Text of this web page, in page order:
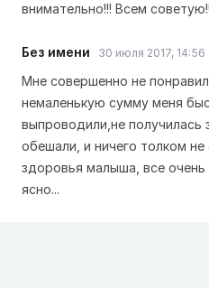
внимательно!!! Всем
Без имени 30 июля 2017, 14:56
Мне совершенно не
немаленькую сумму меня
выпроводили,не получилась
обешали, и ничего толком не
здоровья малыша, все
ясно...